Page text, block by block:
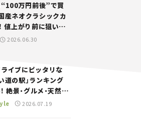
万円前後”で買
産ネオクラシックカ
値上がり前に狙いた
車探しをお手伝い――ち
2026.06.30
イブにピッタリな
道の駅」ランキング
絶景・グルメ・天然ク
ど、避暑におすすめ
2026.07.19